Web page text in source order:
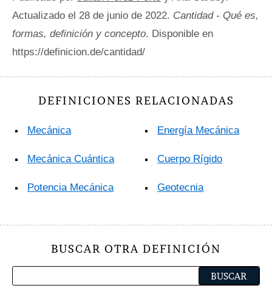
Actualizado el 28 de junio de 2022. Cantidad - Qué es,
formas, definición y concepto. Disponible en
https://definicion.de/cantidad/
DEFINICIONES RELACIONADAS
Mecánica
Mecánica Cuántica
Potencia Mecánica
Energía Mecánica
Cuerpo Rígido
Geotecnia
BUSCAR OTRA DEFINICIÓN